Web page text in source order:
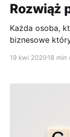
Rozwiąż
Każda osoba,
biznesowe
problemy.
19 kwi 202018 min